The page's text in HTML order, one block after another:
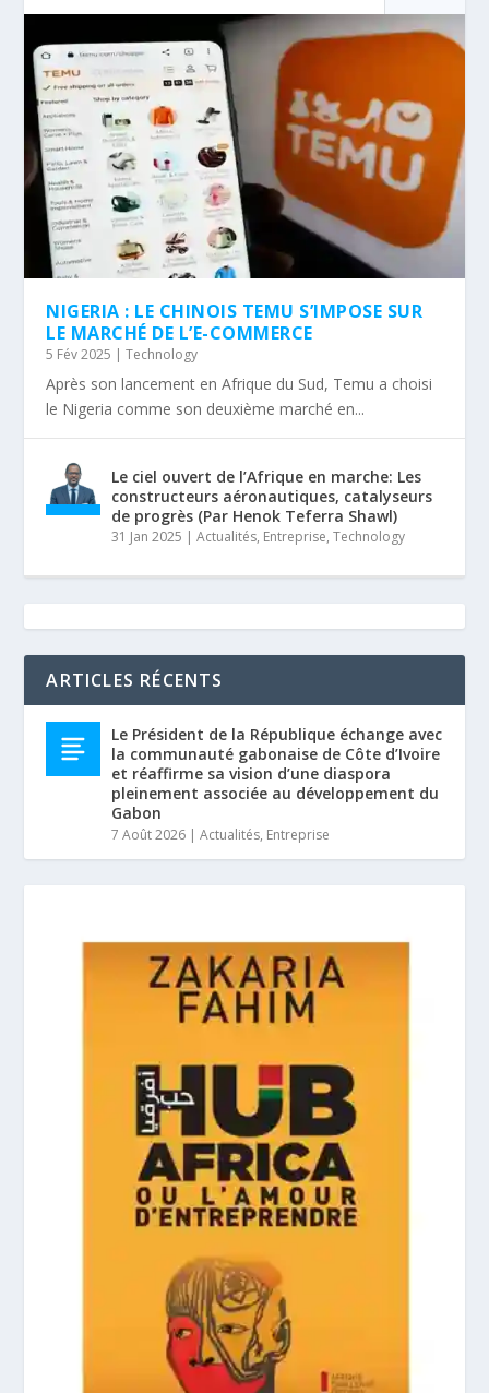
NIGERIA : LE CHINOIS TEMU S’IMPOSE SUR
LE MARCHÉ DE L’E-COMMERCE
5 Fév 2025 |Technology
Après son lancement en Afrique du Sud, Temu a choisi
le Nigeria comme son deuxième marché en...
Le ciel ouvert de l’Afrique en marche: Les
constructeurs aéronautiques, catalyseurs
de progrès (Par Henok Teferra Shawl)
31 Jan 2025 |Actualités, Entreprise,Technology
ARTICLES RÉCENTS
Le Président de la République échange avec
la communauté gabonaise de Côte d’Ivoire
et réaffirme sa vision d’une diaspora
pleinement associée au développement du
Gabon
7 Août 2026 |Actualités, Entreprise